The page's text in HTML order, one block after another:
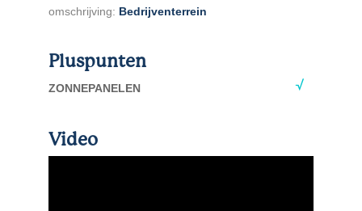
omschrijving: Bedrijventerrein
Pluspunten
ZONNEPANELEN
Video